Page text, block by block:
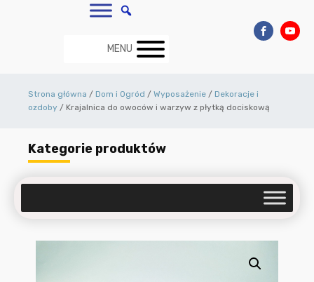
MENU
Strona główna / Dom i Ogród / Wyposażenie / Dekoracje i
ozdoby / Krajalnica do owoców i warzyw z płytką dociskową
Kategorie produktów